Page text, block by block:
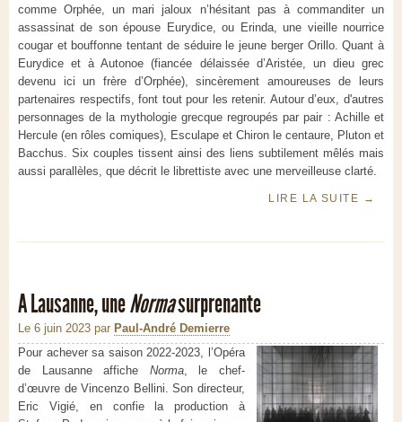
comme Orphée, un mari jaloux n’hésitant pas à commanditer un
assassinat de son épouse Eurydice, ou Erinda, une vieille nourrice
cougar et bouffonne tentant de séduire le jeune berger Orillo. Quant à
Eurydice et à Autonoe (fiancée délaissée d’Aristée, un dieu grec
devenu ici un frère d’Orphée), sincèrement amoureuses de leurs
partenaires respectifs, font tout pour les retenir. Autour d’eux, d'autres
personnages de la mythologie grecque regroupés par pair : Achille et
Hercule (en rôles comiques), Esculape et Chiron le centaure, Pluton et
Bacchus. Six couples tissent ainsi des liens subtilement mêlés mais
aussi parallèles, que décrit le librettiste avec une merveilleuse clarté.
LIRE LA SUITE →
A Lausanne, uneNormasurprenante
Le 6 juin 2023 par Paul-André Demierre
Pour achever sa saison 2022-2023, l’Opéra
de Lausanne affiche Norma, le chef-
d’œuvre de Vincenzo Bellini. Son directeur,
Eric Vigié, en confie la production à